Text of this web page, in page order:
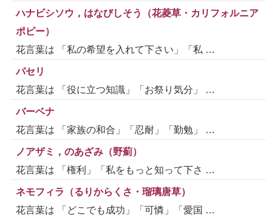
ハナビシソウ，はなびしそう（花菱草・カリフォルニア
ポピー）
花言葉は 「私の希望を入れて下さい」「私 …
パセリ
花言葉は 「役に立つ知識」「お祭り気分」 …
バーベナ
花言葉は 「家族の和合」「忍耐」「勤勉」 …
ノアザミ，のあざみ（野薊）
花言葉は 「権利」「私をもっと知って下さ …
ネモフィラ（るりからくさ・瑠璃唐草）
花言葉は 「どこでも成功」「可憐」「愛国 …